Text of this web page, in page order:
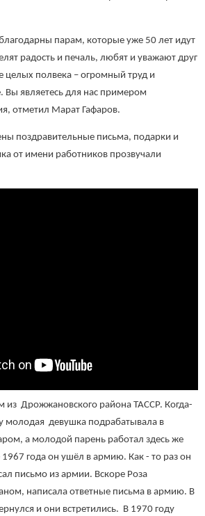
парам, которые уже 50 лет идут
радость и печаль, любят и уважают друг
целых полвека – огромный труд и
Вы являетесь для нас примером
отметил Марат Гафаров.
поздравительные письма, подарки и
от имени работников прозвучали
Дрожжановского района ТАССР. Когда-
молодая девушка подрабатывала в
а молодой парень работал здесь же
года он ушёл в армию. Как - то раз он
письмо из армии. Вскоре Роза
написала ответные письма в армию. В
и они встретились. В 1970 году